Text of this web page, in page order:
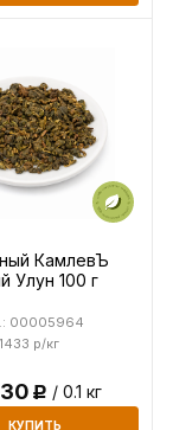
КамлевЪ
Улун 100 г
1433 р/кг
00005964
Р / 0.1 кг
КУПИТЬ